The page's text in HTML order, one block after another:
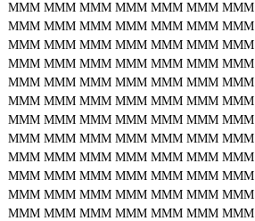
MMM MMM MMM MMM MMM MMM MMM
MMM MMM MMM MMM MMM MMM MMM
MMM MMM MMM MMM MMM MMM MMM
MMM MMM MMM MMM MMM MMM MMM
MMM MMM MMM MMM MMM MMM MMM
MMM MMM MMM MMM MMM MMM MMM
MMM MMM MMM MMM MMM MMM MMM
MMM MMM MMM MMM MMM MMM MMM
MMM MMM MMM MMM MMM MMM MMM
MMM MMM MMM MMM MMM MMM MMM
MMM MMM MMM MMM MMM MMM MMM
MMM MMM MMM MMM MMM MMM MMM